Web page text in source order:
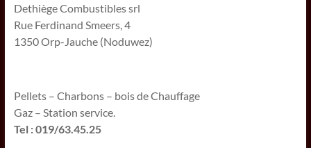
Dethiège Combustibles srl
Rue Ferdinand Smeers, 4
1350 Orp-Jauche (Noduwez)
Pellets – Charbons – bois de Chauffage
Gaz – Station service.
Tel : 019/63.45.25